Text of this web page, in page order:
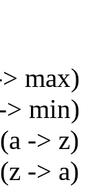
max)
> min)
-> z)
-> а)